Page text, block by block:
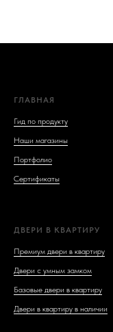
ГЛАВНАЯ
Гид по продукту
Наши магазины
Портфолио
Сертификаты
ДВЕРИ В КВАРТИРУ
Премиум двери в квартиру
Двери с умным замком
Базовые двери в квартиру
Двери в квартиру в наличии